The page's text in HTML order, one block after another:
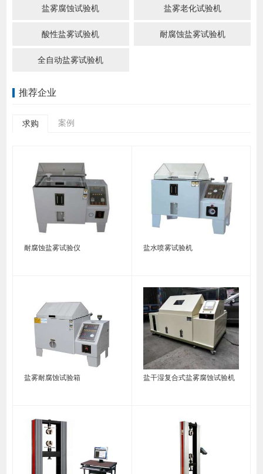
盐雾腐蚀试验机 盐雾老化试验机
酸性盐雾试验机 耐腐蚀盐雾试验机
全自动盐雾试验机
推荐企业
求购 案例
耐腐蚀盐雾试验仪 盐水喷雾试验机
盐雾耐腐蚀试验箱 盐干湿复合式盐雾腐蚀试验机